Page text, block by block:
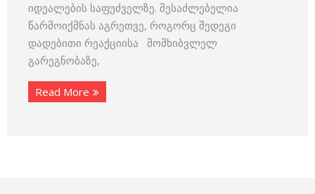
იდეალების საფუძველზე. შესაძლებელია
წარმოიქმნას აგრეთვე, როგორც შედეგი
დადებითი რეაქციისა მომხიბვლელ
გარეგნობაზე,
Read More